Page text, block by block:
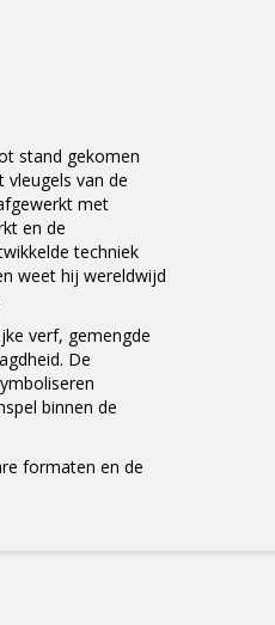
stand gekomen
van de
met
en de
techniek
weet hij wereldwijd
verf, gemengde
De
binnen de
formaten en de